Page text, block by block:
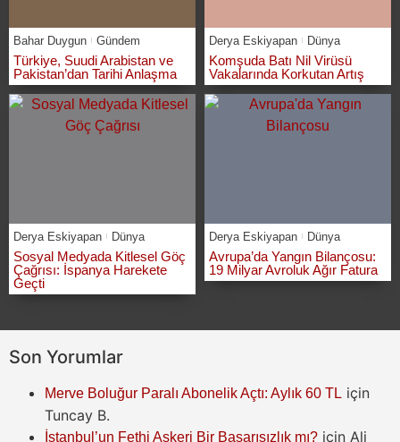
Bahar Duygun Gündem
Türkiye, Suudi Arabistan ve
Pakistan’dan Tarihi Anlaşma
Derya Eskiyapan Dünya
Komşuda Batı Nil Virüsü
Vakalarında Korkutan Artış
Derya Eskiyapan Dünya
Sosyal Medyada Kitlesel Göç
Çağrısı: İspanya Harekete
Geçti
Derya Eskiyapan Dünya
Avrupa’da Yangın Bilançosu:
19 Milyar Avroluk Ağır Fatura
Son Yorumlar
Merve Boluğur Paralı Abonelik Açtı: Aylık 60 TL için
Tuncay B.
İstanbul’un Fethi Askeri Bir Başarısızlık mı? için Ali